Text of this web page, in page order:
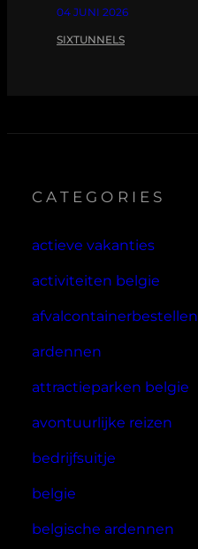
04 JUNI 2026
SIXTUNNELS
CATEGORIES
actieve vakanties
activiteiten belgie
afvalcontainerbestellen
ardennen
attractieparken belgie
avontuurlijke reizen
bedrijfsuitje
belgie
belgische ardennen